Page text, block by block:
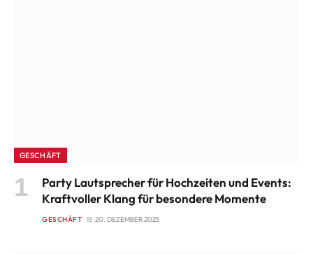
GESCHÄFT
Party Lautsprecher für Hochzeiten und Events:
Kraftvoller Klang für besondere Momente
GESCHÄFT 20. DEZEMBER 2025